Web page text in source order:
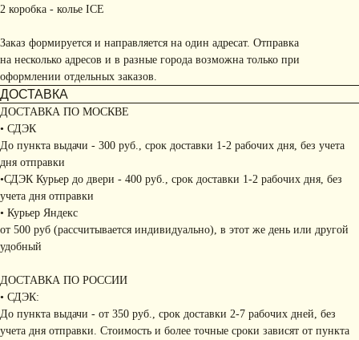
2 коробка - колье ICE
Заказ формируется и направляется на один адресат. Отправка
на несколько адресов и в разные города возможна только при
оформлении отдельных заказов.
ДОСТАВКА
ДОСТАВКА ПО МОСКВЕ
• СДЭК
До пункта выдачи - 300 руб., срок доставки 1-2 рабочих дня, без учета
дня отправки
•СДЭК Курьер до двери - 400 руб., срок доставки 1-2 рабочих дня, без
учета дня отправки
• Курьер Яндекс
от 500 руб (рассчитывается индивидуально), в этот же день или другой
удобный
ДОСТАВКА ПО РОССИИ
• СДЭК:
До пункта выдачи - от 350 руб., срок доставки 2-7 рабочих дней, без
учета дня отправки. Стоимость и более точные сроки зависят от пункта